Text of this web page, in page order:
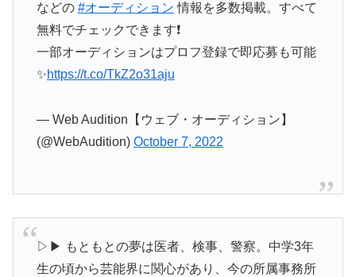
などの #オーディション 情報を多数掲載。すべて
無料でチェックできます❗
一部オーディションはプロフ登録で即応募も可能
✨https://t.co/TkZ2o31aju
— Web Audition【ウェブ・オーディション】
(@WebAudition) October 7, 2022
▷▶ もともとの夢は医者、検事、警察。中学3年
生の頃から芸能界に関心があり、今の所属事務所